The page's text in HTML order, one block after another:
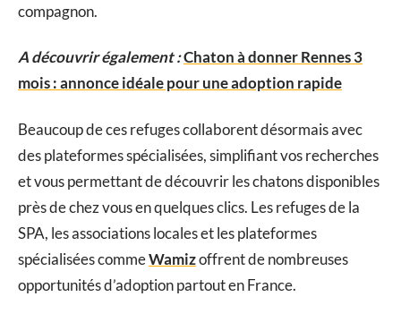
compagnon.
A découvrir également :Chaton à donner Rennes 3
mois : annonce idéale pour une adoption rapide
Beaucoup de ces refuges collaborent désormais avec
des plateformes spécialisées, simplifiant vos recherches
et vous permettant de découvrir les chatons disponibles
près de chez vous en quelques clics. Les refuges de la
SPA, les associations locales et les plateformes
spécialisées commeWamizoffrent de nombreuses
opportunités d’adoption partout en France.